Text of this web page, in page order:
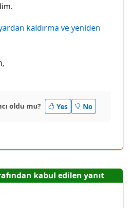
kaldırma ve yeniden
oldu mu? Yes No
kabul edilen yanıt